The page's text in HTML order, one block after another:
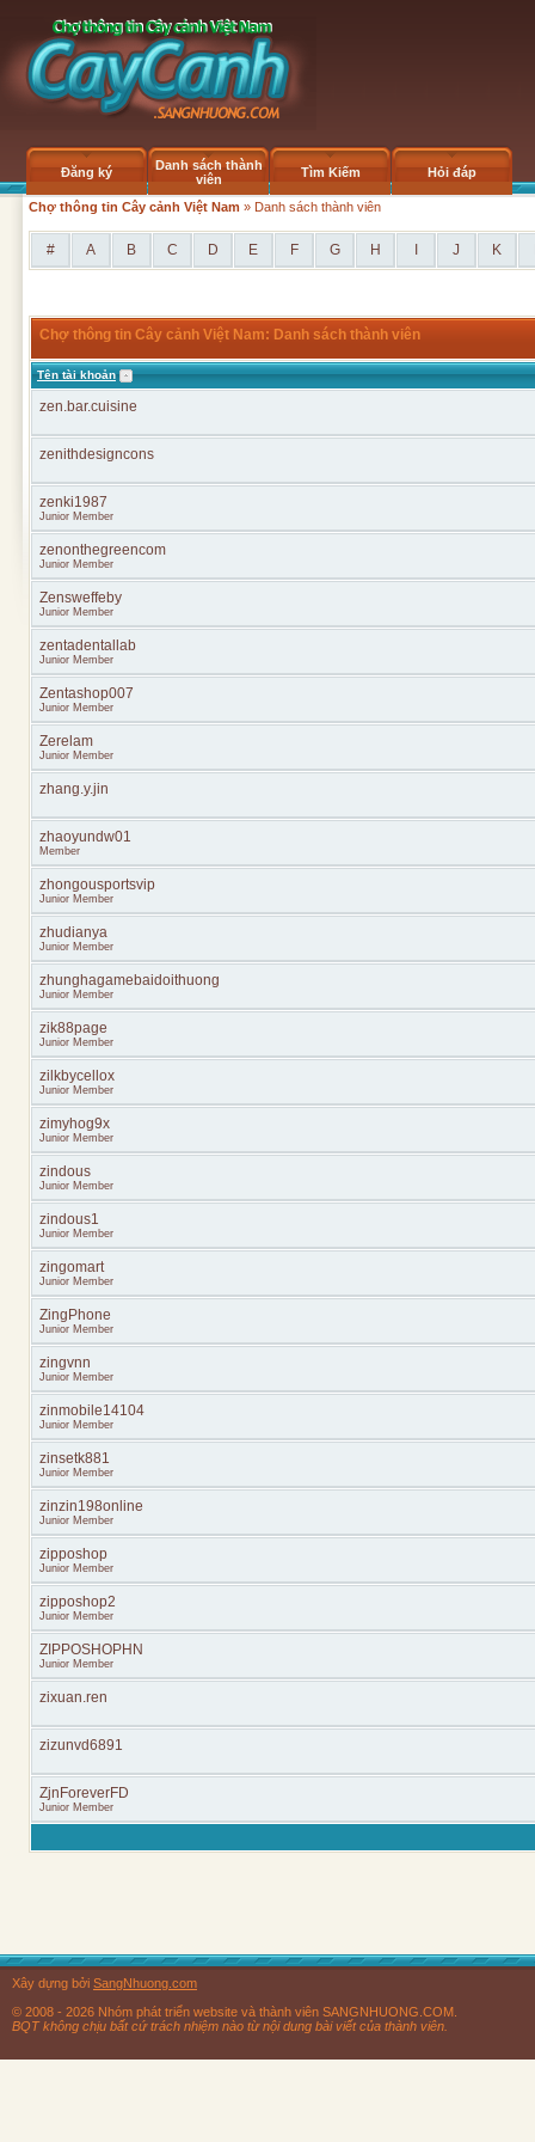
Đăng ký
Danh sách thành
viên
Tìm Kiếm Hỏi đáp
Chợ thông tin Cây cảnh Việt Nam » Danh sách thành viên
# A B C D E F G H J K
Chợ thông tin Cây cảnh Việt Nam: Danh sách thành viên
Tên tài khoản
zen.bar.cuisine
zenithdesigncons
zenki1987
Junior Member
zenonthegreencom
Junior Member
Zensweffeby
Junior Member
zentadentallab
Junior Member
Zentashop007
Junior Member
Zerelam
Junior Member
zhang.y.jin
zhaoyundw01
Member
zhongousportsvip
Junior Member
zhudianya
Junior Member
zhunghagamebaidoithuong
Junior Member
zik88page
Junior Member
zilkbycellox
Junior Member
zimyhog9x
Junior Member
zindous
Junior Member
zindous1
Junior Member
zingomart
Junior Member
ZingPhone
Junior Member
zingvnn
Junior Member
zinmobile14104
Junior Member
zinsetk881
Junior Member
zinzin198online
Junior Member
zipposhop
Junior Member
zipposhop2
Junior Member
ZIPPOSHOPHN
Junior Member
zixuan.ren
zizunvd6891
ZjnForeverFD
Junior Member
Xây dựng bởi SangNhuong.com
© 2008 - 2026 Nhóm phát triển website và thành viên SANGNHUONG.COM.
BQT không chịu bất cứ trách nhiệm nào từ nội dung bài viết của thành viên.